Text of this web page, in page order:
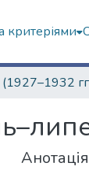
критеріями
(1927–1932
Анотація